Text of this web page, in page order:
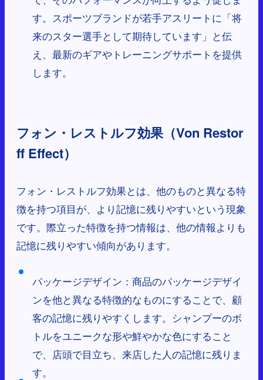
す。スポーツブランドが若手アスリートに「将
来のスター選手として期待しています」と伝
え、最新のギアやトレーニングサポートを提供
します。
フォン・レストルフ効果（Von Restor
ff Effect）
フォン・レストルフ効果とは、他のものと異なる特
徴を持つ項目が、より記憶に残りやすいという現象
です。際立った特徴を持つ情報は、他の情報よりも
記憶に残りやすい傾向があります。
パッケージデザイン：商品のパッケージデザイ
ンを他と異なる特徴的なものにすることで、顧
客の記憶に残りやすくします。シャンプーのボ
トルをユニークな形や鮮やかな色にすること
で、店頭で目立ち、来店した人の記憶に残りま
す。